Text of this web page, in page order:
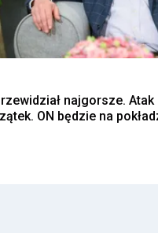
najgorsze.
ON będzie na